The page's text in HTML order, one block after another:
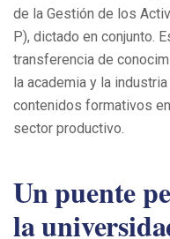
de la Gestión de los
P), dictado en conjunto.
transferencia de
la academia y la
contenidos formativos
sector productivo.
Un puente
la